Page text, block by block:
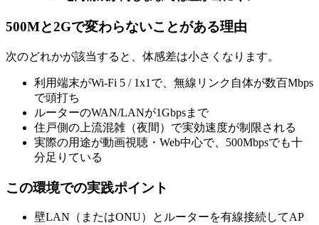
500Mと2Gで変わらないことがある理由
次のどれかが該当すると、体感差は小さくなります。
利用端末がWi-Fi 5 / 1x1で、無線リンク自体が数百Mbps
で頭打ち
ルーターのWAN/LANが1Gbpsまで
住戸側の上流混雑（夜間）で実効速度が制限される
実際の用途が動画視聴・Web中心で、500Mbpsでも十
分足りている
この環境での実践ポイント
壁LAN（またはONU）とルーターを有線接続してAP